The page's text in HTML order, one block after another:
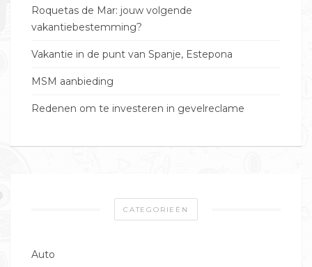
Roquetas de Mar: jouw volgende
vakantiebestemming?
Vakantie in de punt van Spanje, Estepona
MSM aanbieding
Redenen om te investeren in gevelreclame
CATEGORIEËN
Auto